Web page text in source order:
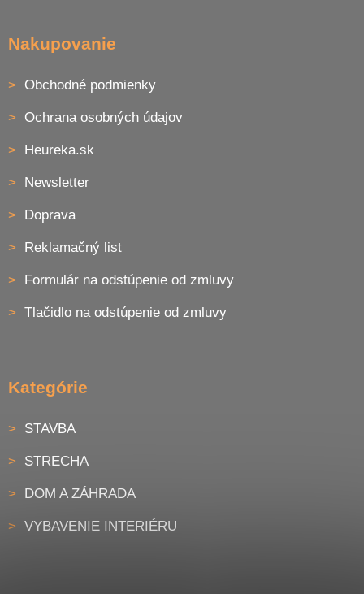
Nakupovanie
Obchodné podmienky
Ochrana osobných údajov
Heureka.sk
Newsletter
Doprava
Reklamačný list
Formulár na odstúpenie od zmluvy
Tlačidlo na odstúpenie od zmluvy
Kategórie
STAVBA
STRECHA
DOM A ZÁHRADA
VYBAVENIE INTERIÉRU